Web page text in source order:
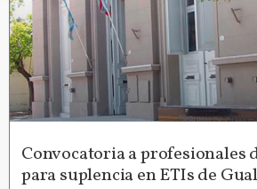
Convocatoria a profesionales
para suplencia en ETIs de